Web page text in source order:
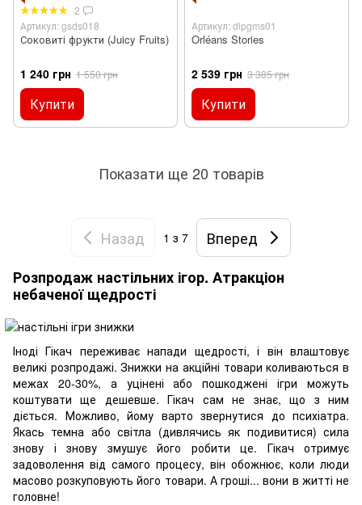
2
Артикул: gsds018
Соковиті фрукти (Juicy Fruits)
1 240 грн 1 550 грн
Купити
Артикул: dlpgms01
Orléans Stories
2 539 грн 3 385 грн
Купити
Показати ще 20 товарів
Назад 1 з 7
Вперед
Розпродаж настільних ігор. Атракціон
небаченої щедрості
Іноді Гікач переживає напади щедрості, і він влаштовує
великі розпродажі. Знижки на акційні товари коливаються в
межах 20-30%, а уцінені або пошкоджені ігри можуть
коштувати ще дешевше. Гікач сам не знає, що з ним
діється. Можливо, йому варто звернутися до психіатра.
Якась темна або світла (дивлячись як подивитися) сила
знову і знову змушує його робити це. Гікач отримує
задоволення від самого процесу, він обожнює, коли люди
масово розкуповують його товари. А гроші... вони в житті не
головне!